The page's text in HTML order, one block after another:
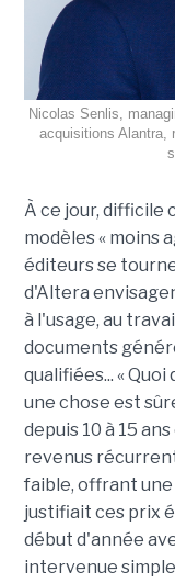
Nicolas Senlis,
acquisitions Alantra,
À ce jour, difficile
modèles « moins
éditeurs se
d'Altera
à l'usage, au
documents
qualifiées... «
une chose est
depuis 10 à 15
revenus
faible, offrant
justifiait ces prix
début d'année
intervenue